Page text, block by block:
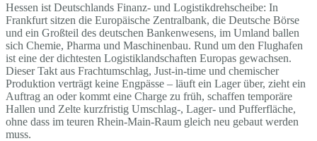
Hessen ist Deutschlands Finanz- und Logistikdrehscheibe: In
Frankfurt sitzen die Europäische Zentralbank, die Deutsche Börse
und ein Großteil des deutschen Bankenwesens, im Umland ballen
sich Chemie, Pharma und Maschinenbau. Rund um den Flughafen
ist eine der dichtesten Logistiklandschaften Europas gewachsen.
Dieser Takt aus Frachtumschlag, Just-in-time und chemischer
Produktion verträgt keine Engpässe – läuft ein Lager über, zieht ein
Auftrag an oder kommt eine Charge zu früh, schaffen temporäre
Hallen und Zelte kurzfristig Umschlag-, Lager- und Pufferfläche,
ohne dass im teuren Rhein-Main-Raum gleich neu gebaut werden
muss.